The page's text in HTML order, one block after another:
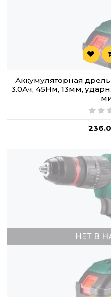
Аккумуляторная
3.0Ач, 45Нм, 13мм,
НЕТ В